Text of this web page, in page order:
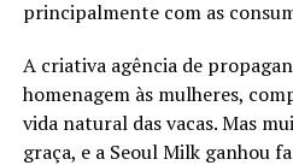
principalmente com as
A criativa agência de
homenagem às mulheres,
vida natural das vacas. Mas
graça, e a Seoul Milk ganhou